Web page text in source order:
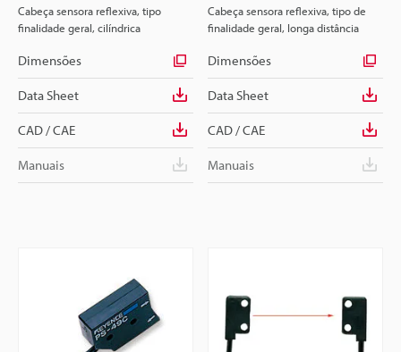
Cabeça sensora reflexiva, tipo
finalidade geral, cilíndrica
Dimensões
Data Sheet
CAD / CAE
Manuais
Cabeça sensora reflexiva, tipo de
finalidade geral, longa distância
Dimensões
Data Sheet
CAD / CAE
Manuais